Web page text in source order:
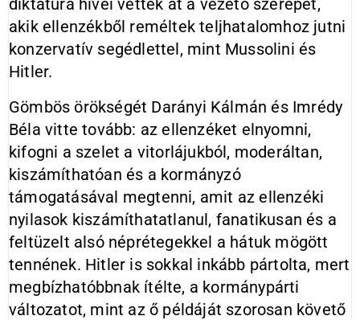
diktatúra hívei vették át a vezető szerepet,
akik ellenzékből reméltek teljhatalomhoz jutni
konzervatív segédlettel, mint Mussolini és
Hitler.
Gömbös örökségét Darányi Kálmán és Imrédy
Béla vitte tovább: az ellenzéket elnyomni,
kifogni a szelet a vitorlájukból, moderáltan,
kiszámíthatóan és a kormányzó
támogatásával megtenni, amit az ellenzéki
nyilasok kiszámíthatatlanul, fanatikusan és a
feltüzelt alsó néprétegekkel a hátuk mögött
tennének. Hitler is sokkal inkább pártolta, mert
megbízhatóbbnak ítélte, a kormánypárti
változatot, mint az ő példáját szorosan követő